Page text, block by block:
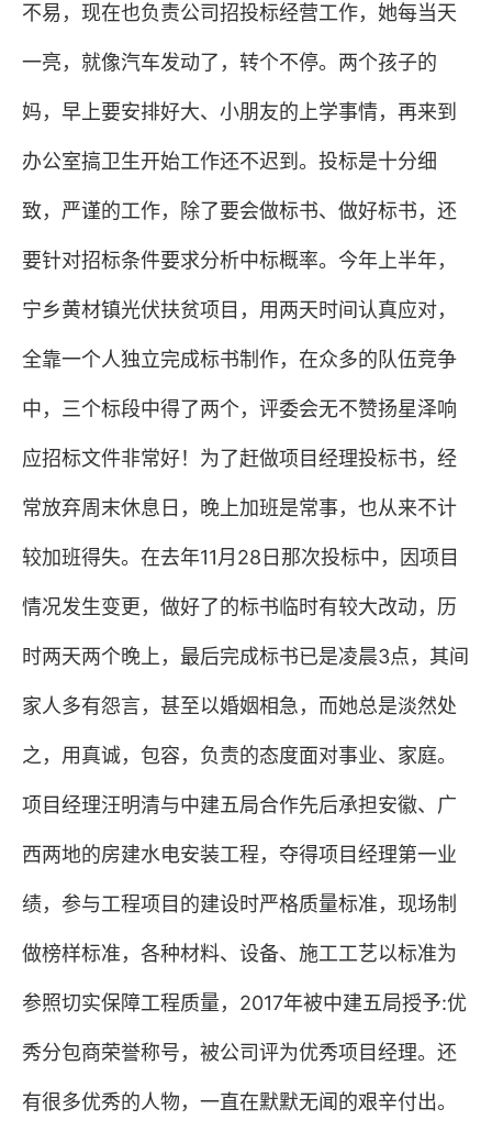
不易，现在也负责公司招投标经营工作，她每当天
一亮，就像汽车发动了，转个不停。两个孩子的
妈，早上要安排好大、小朋友的上学事情，再来到
办公室搞卫生开始工作还不迟到。投标是十分细
致，严谨的工作，除了要会做标书、做好标书，还
要针对招标条件要求分析中标概率。今年上半年，
宁乡黄材镇光伏扶贫项目，用两天时间认真应对，
全靠一个人独立完成标书制作，在众多的队伍竞争
中，三个标段中得了两个，评委会无不赞扬星泽响
应招标文件非常好！为了赶做项目经理投标书，经
常放弃周末休息日，晚上加班是常事，也从来不计
较加班得失。在去年11月 28 日那次投标中，因项目
情况发生变更，做好了的标书临时有较大改动，历
时两天两个晚上，最后完成标书已是凌晨3点，其间
家人多有怨言，甚至以婚姻相急，而她总是淡然处
之，用真诚，包容，负责的态度面对事业、家庭。
项目经理汪明清与中建五局合作先后承担安徽、广
西两地的房建水电安装工程，夺得项目经理第一业
绩，参与工程项目的建设时严格质量标准，现场制
做榜样标准，各种材料、设备、施工工艺以标准为
参照切实保障工程质量， 2017年被中建五局授予:优
秀分包商荣誉称号，被公司评为优秀项目经理。还
有很多优秀的人物，一直在默默无闻的艰辛付出。